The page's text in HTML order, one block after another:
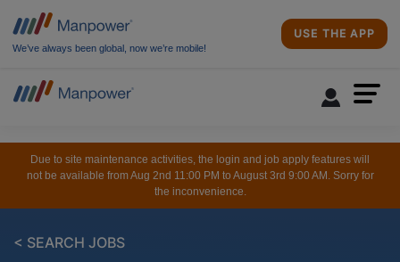
We’ve always been global, now we’re mobile!
USE THE APP
Due to site maintenance activities, the login and job apply features will
not be available from Aug 2nd 11:00 PM to August 3rd 9:00 AM. Sorry for
the inconvenience.
< SEARCH JOBS